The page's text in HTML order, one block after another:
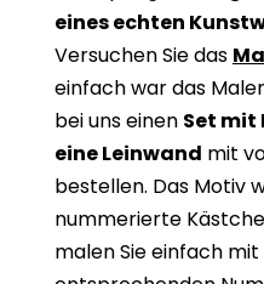
eines echten
Versuchen Sie das
einfach war das
bei uns einen Set mit
eine Leinwand mit
bestellen. Das Motiv
nummerierte
malen Sie einfach